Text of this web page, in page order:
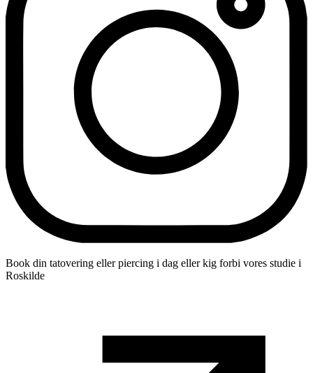
Book din tatovering eller piercing i dag eller kig forbi vores studie i
Roskilde